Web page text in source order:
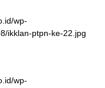
wp-
ikklan-ptpn-ke-22.jpg
wp-